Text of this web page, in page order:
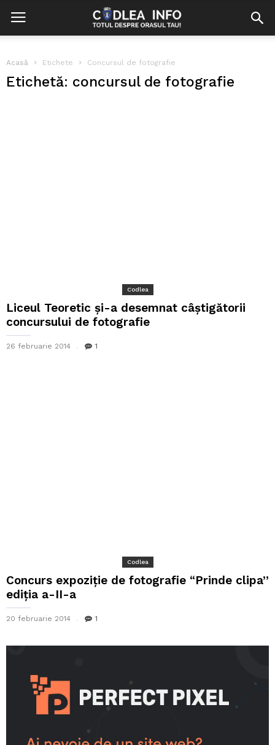
Acasă Etichete Concursul de fotografie
Etichetă: concursul de fotografie
Codlea
Liceul Teoretic și-a desemnat câștigătorii
concursului de fotografie
26 februarie 2014 1
Codlea
Concurs expoziție de fotografie “Prinde clipa”
ediția a-II-a
20 februarie 2014 1